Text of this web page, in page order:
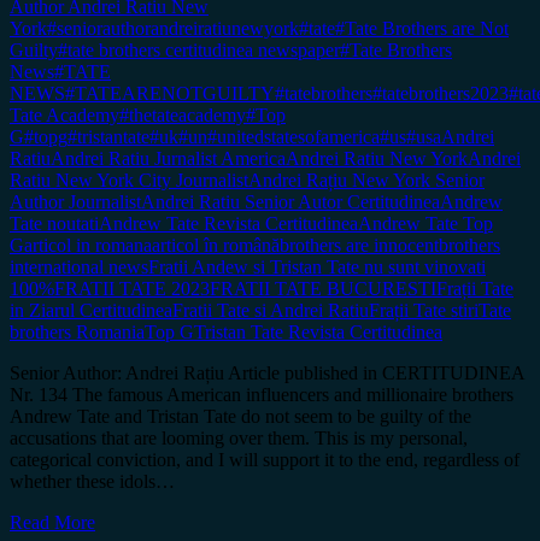
Author Andrei Ratiu New
York#seniorauthorandreiratiunewyork#tate#Tate Brothers are Not
Guilty#tate brothers certitudinea newspaper#Tate Brothers
News#TATE
NEWS#TATEARENOTGUILTY#tatebrothers#tatebrothers2023
Tate Academy#thetateacademy#Top
G#topg#tristantate#uk#un#unitedstatesofamerica#us#usaAndrei
RatiuAndrei Ratiu Jurnalist AmericaAndrei Ratiu New YorkAndrei
Ratiu New York City JournalistAndrei Rațiu New York Senior
Author JournalistAndrei Ratiu Senior Autor CertitudineaAndrew
Tate noutatiAndrew Tate Revista CertitudineaAndrew Tate Top
Garticol in romanaarticol în românăbrothers are innocentbrothers
international newsFratii Andew si Tristan Tate nu sunt vinovati
100%FRATII TATE 2023FRATII TATE BUCURESTIFrații Tate
in Ziarul CertitudineaFratii Tate si Andrei RatiuFrații Tate stiriTate
brothers RomaniaTop GTristan Tate Revista Certitudinea
Senior Author: Andrei Rațiu Article published in CERTITUDINEA
Nr. 134 The famous American influencers and millionaire brothers
Andrew Tate and Tristan Tate do not seem to be guilty of the
accusations that are looming over them. This is my personal,
categorical conviction, and I will support it to the end, regardless of
whether these idols…
Read More